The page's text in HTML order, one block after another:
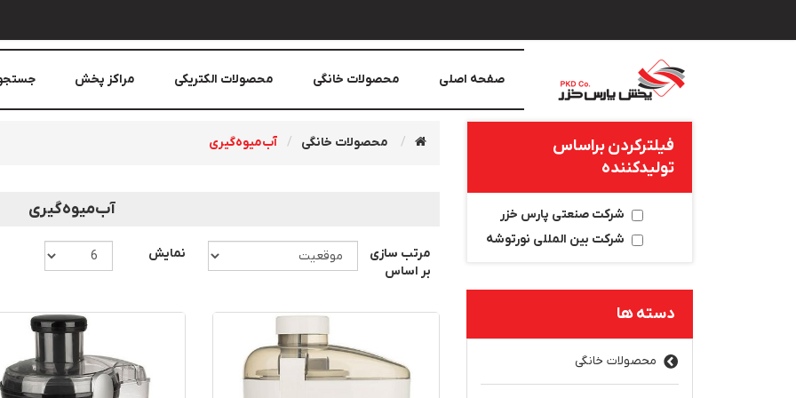
صفحه اصلی محصولات خانگی محصولات الکتریکی مراکز پخش
فیلترکردن براساس
تولید‌کننده
شرکت صنعتی پارس خزر
شرکت بین المللی نورتوشه
دسته ها
محصولات خانگی
محصولات خانگی آب‌میوه‌گیری
آب‌میوه‌گیری
مرتب سازی
بر اساس
نمایش